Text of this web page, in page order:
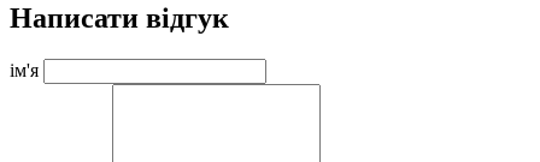
Написати відгук
ім'я